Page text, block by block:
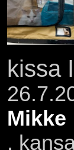
kissa
Mikke
.